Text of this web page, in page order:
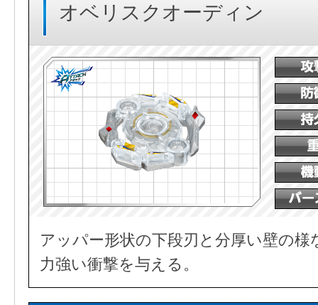
オベリスクオーディン
アッパー形状の下段刃と分厚い壁の
力強い衝撃を与える。